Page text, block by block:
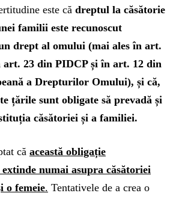
este că dreptul la căsătorie
familii este recunoscut
drept al omului (mai ales în art.
art. 23 din PIDCP și în art. 12 din
a Drepturilor Omului), și că,
țările sunt obligate să prevadă și
căsătoriei și a familiei.
că această obligație
numai asupra căsătoriei
o femeie. Tentativele de a crea o